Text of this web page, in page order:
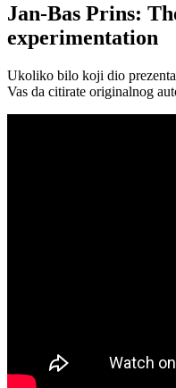
Jan-Bas Prins:
experimentation
Ukoliko bilo koji dio
Vas da citirate originalnog